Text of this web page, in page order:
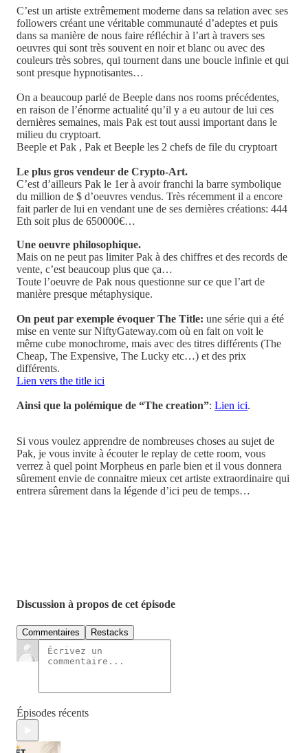
C’est un artiste extrêmement moderne dans sa relation avec ses
followers créant une véritable communauté d’adeptes et puis
dans sa manière de nous faire réfléchir à l’art à travers ses
oeuvres qui sont très souvent en noir et blanc ou avec des
couleurs très sobres, qui tournent dans une boucle infinie et qui
sont presque hypnotisantes…
On a beaucoup parlé de Beeple dans nos rooms précédentes,
en raison de l’énorme actualité qu’il y a eu autour de lui ces
dernières semaines, mais Pak est tout aussi important dans le
milieu du cryptoart.
Beeple et Pak , Pak et Beeple les 2 chefs de file du cryptoart
Le plus gros vendeur de Crypto-Art.
C’est d’ailleurs Pak le 1er à avoir franchi la barre symbolique
du million de $ d’oeuvres vendus. Très récemment il a encore
fait parler de lui en vendant une de ses dernières créations: 444
Eth soit plus de 650000€…
Une oeuvre philosophique.
Mais on ne peut pas limiter Pak à des chiffres et des records de
vente, c’est beaucoup plus que ça…
Toute l’oeuvre de Pak nous questionne sur ce que l’art de
manière presque métaphysique.
On peut par exemple évoquer The Title: une série qui a été
mise en vente sur NiftyGateway.com où en fait on voit le
même cube monochrome, mais avec des titres différents (The
Cheap, The Expensive, The Lucky etc…) et des prix
différents.
Lien vers the title ici
Ainsi que la polémique de “The creation”: Lien ici.
Si vous voulez apprendre de nombreuses choses au sujet de
Pak, je vous invite à écouter le replay de cette room, vous
verrez à quel point Morpheus en parle bien et il vous donnera
sûrement envie de connaitre mieux cet artiste extraordinaire qui
entrera sûrement dans la légende d’ici peu de temps…
Discussion à propos de cet épisode
Commentaires Restacks
Épisodes récents